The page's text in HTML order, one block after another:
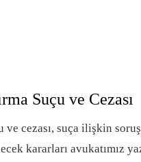
Suçu ve Cezası
ve cezası, suça ilişkin
kararları avukatımız